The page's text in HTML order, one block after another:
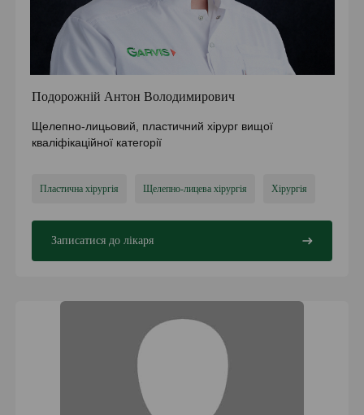
Подорожній Антон Володимирович
Щелепно-лицьовий, пластичний хірург вищої
кваліфікаційної категорії
Пластична хірургія Щелепно-лицева хірургія Хірургія
Записатися до лікаря